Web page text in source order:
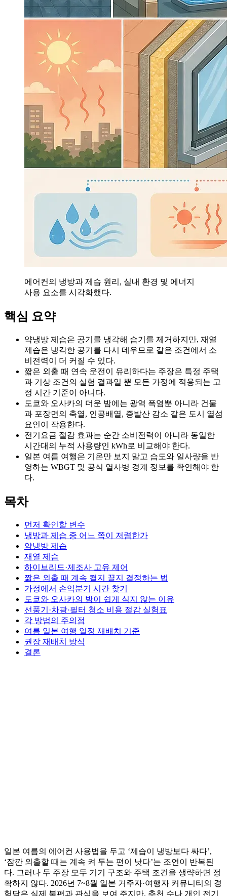
에어컨의 냉방과 제습 원리, 실내 환경 및 에너지
사용 요소를 시각화했다.
핵심 요약
약냉방 제습은 공기를 냉각해 습기를 제거하지만, 재열
제습은 냉각한 공기를 다시 데우므로 같은 조건에서 소
비전력이 더 커질 수 있다.
짧은 외출 때 연속 운전이 유리하다는 주장은 특정 주택
과 기상 조건의 실험 결과일 뿐 모든 가정에 적용되는 고
정 시간 기준이 아니다.
도쿄와 오사카의 더운 밤에는 광역 폭염뿐 아니라 건물
과 포장면의 축열, 인공배열, 증발산 감소 같은 도시 열섬
요인이 작용한다.
전기요금 절감 효과는 순간 소비전력이 아니라 동일한
시간대의 누적 사용량인 kWh로 비교해야 한다.
일본 여름 여행은 기온만 보지 말고 습도와 일사량을 반
영하는 WBGT 및 공식 열사병 경계 정보를 확인해야 한
다.
목차
먼저 확인할 변수
냉방과 제습 중 어느 쪽이 저렴한가
약냉방 제습
재열 제습
하이브리드·제조사 고유 제어
짧은 외출 때 계속 켤지 끌지 결정하는 법
가정에서 손익분기 시간 찾기
도쿄와 오사카의 밤이 쉽게 식지 않는 이유
선풍기·차광·필터 청소 비용 절감 실험표
각 방법의 주의점
여름 일본 여행 일정 재배치 기준
권장 재배치 방식
결론
일본 여름의 에어컨 사용법을 두고 ‘제습이 냉방보다 싸다’,
‘잠깐 외출할 때는 계속 켜 두는 편이 낫다’는 조언이 반복된
다. 그러나 두 주장 모두 기기 구조와 주택 조건을 생략하면 정
확하지 않다. 2026년 7~8월 일본 거주자·여행자 커뮤니티의 경
험담은 실제 불편과 관심을 보여 주지만, 추천 수나 개인 전기